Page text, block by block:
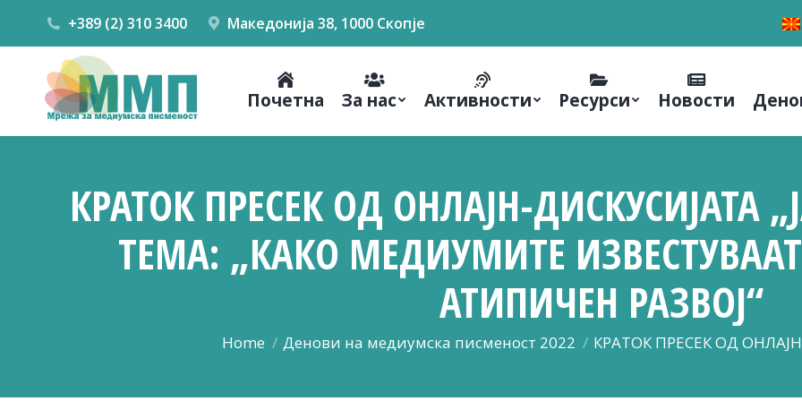
+389 (2) 310 3400 Македонија 38, 1000 Скопје
Почетна За нас Активности Ресурси Новости
КРАТОК ПРЕСЕК ОД ОНЛАЈН-ДИСКУСИЈАТА
ТЕМА: „КАКО МЕДИУМИТЕ
АТИПИЧЕН РАЗВОЈ“
You are here:
Home Денови на медиумска писменост 2022 КРАТОК ПРЕСЕК ОД